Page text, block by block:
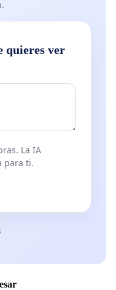
quieres ver
La IA
para ti.